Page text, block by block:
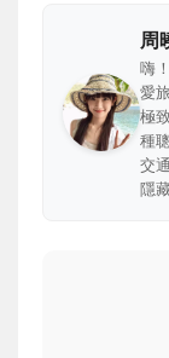
周
嗨
愛
極
種
交
隱